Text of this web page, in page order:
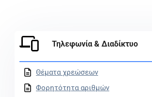
Τηλεφωνία & Διαδίκτυο
Θέματα χρεώσεων
Φορητότητα αριθμών